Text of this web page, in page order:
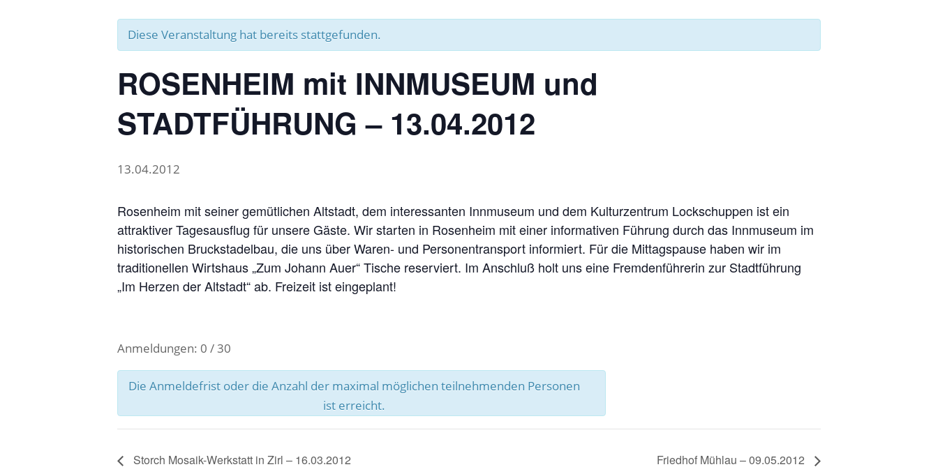
Diese Veranstaltung hat bereits stattgefunden.
ROSENHEIM mit INNMUSEUM und
STADTFÜHRUNG – 13.04.2012
13.04.2012
Rosenheim mit seiner gemütlichen Altstadt, dem interessanten Innmuseum und dem Kulturzentrum Lockschuppen ist ein
attraktiver Tagesausflug für unsere Gäste. Wir starten in Rosenheim mit einer informativen Führung durch das Innmuseum im
historischen Bruckstadelbau, die uns über Waren- und Personentransport informiert. Für die Mittagspause haben wir im
traditionellen Wirtshaus „Zum Johann Auer“ Tische reserviert. Im Anschluß holt uns eine Fremdenführerin zur Stadtführung
„Im Herzen der Altstadt“ ab. Freizeit ist eingeplant!
Anmeldungen: 0 / 30
Die Anmeldefrist oder die Anzahl der maximal möglichen teilnehmenden Personen
ist erreicht.
Storch Mosaik-Werkstatt in Zirl – 16.03.2012 Friedhof Mühlau – 09.05.2012